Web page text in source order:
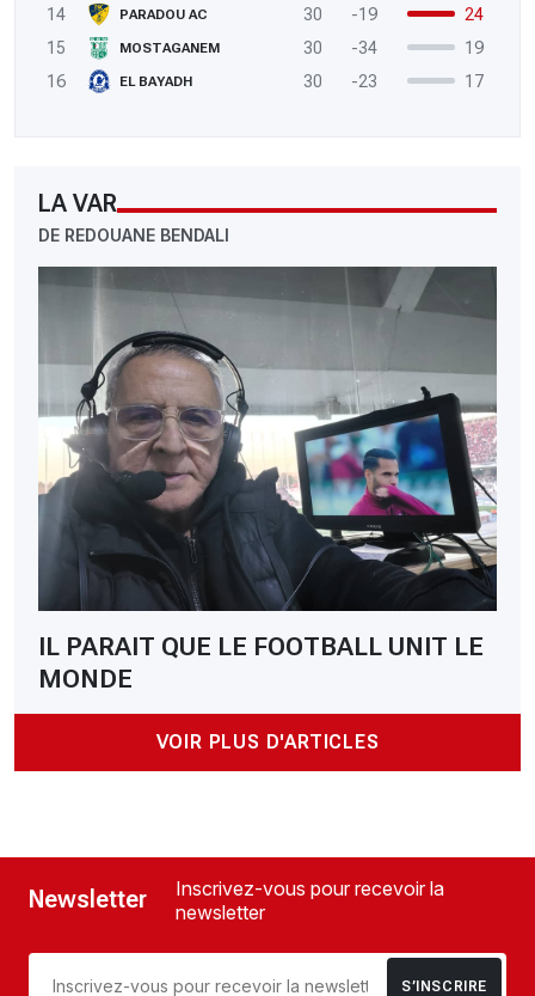
14
PARADOU AC 30 -19
24
15
MOSTAGANEM 30 -34
19
16
EL BAYADH 30 -23 17
LA VAR
DE REDOUANE BENDALI
IL PARAIT QUE LE FOOTBALL UNIT LE
MONDE
VOIR PLUS D'ARTICLES
Newsletter
Inscrivez-vous pour recevoir la
newsletter
S’INSCRIRE